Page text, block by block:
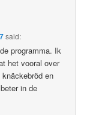
said:
programma. Ik
het vooral over
en
in de